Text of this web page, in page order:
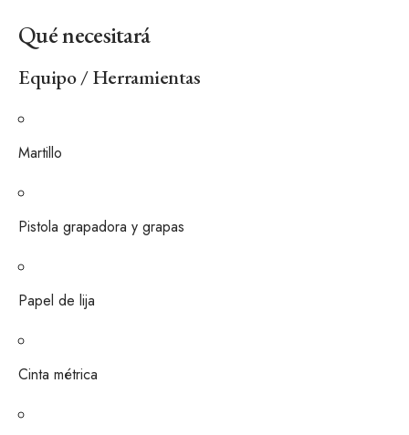
Qué necesitará
Equipo / Herramientas
Martillo
Pistola grapadora y grapas
Papel de lija
Cinta métrica